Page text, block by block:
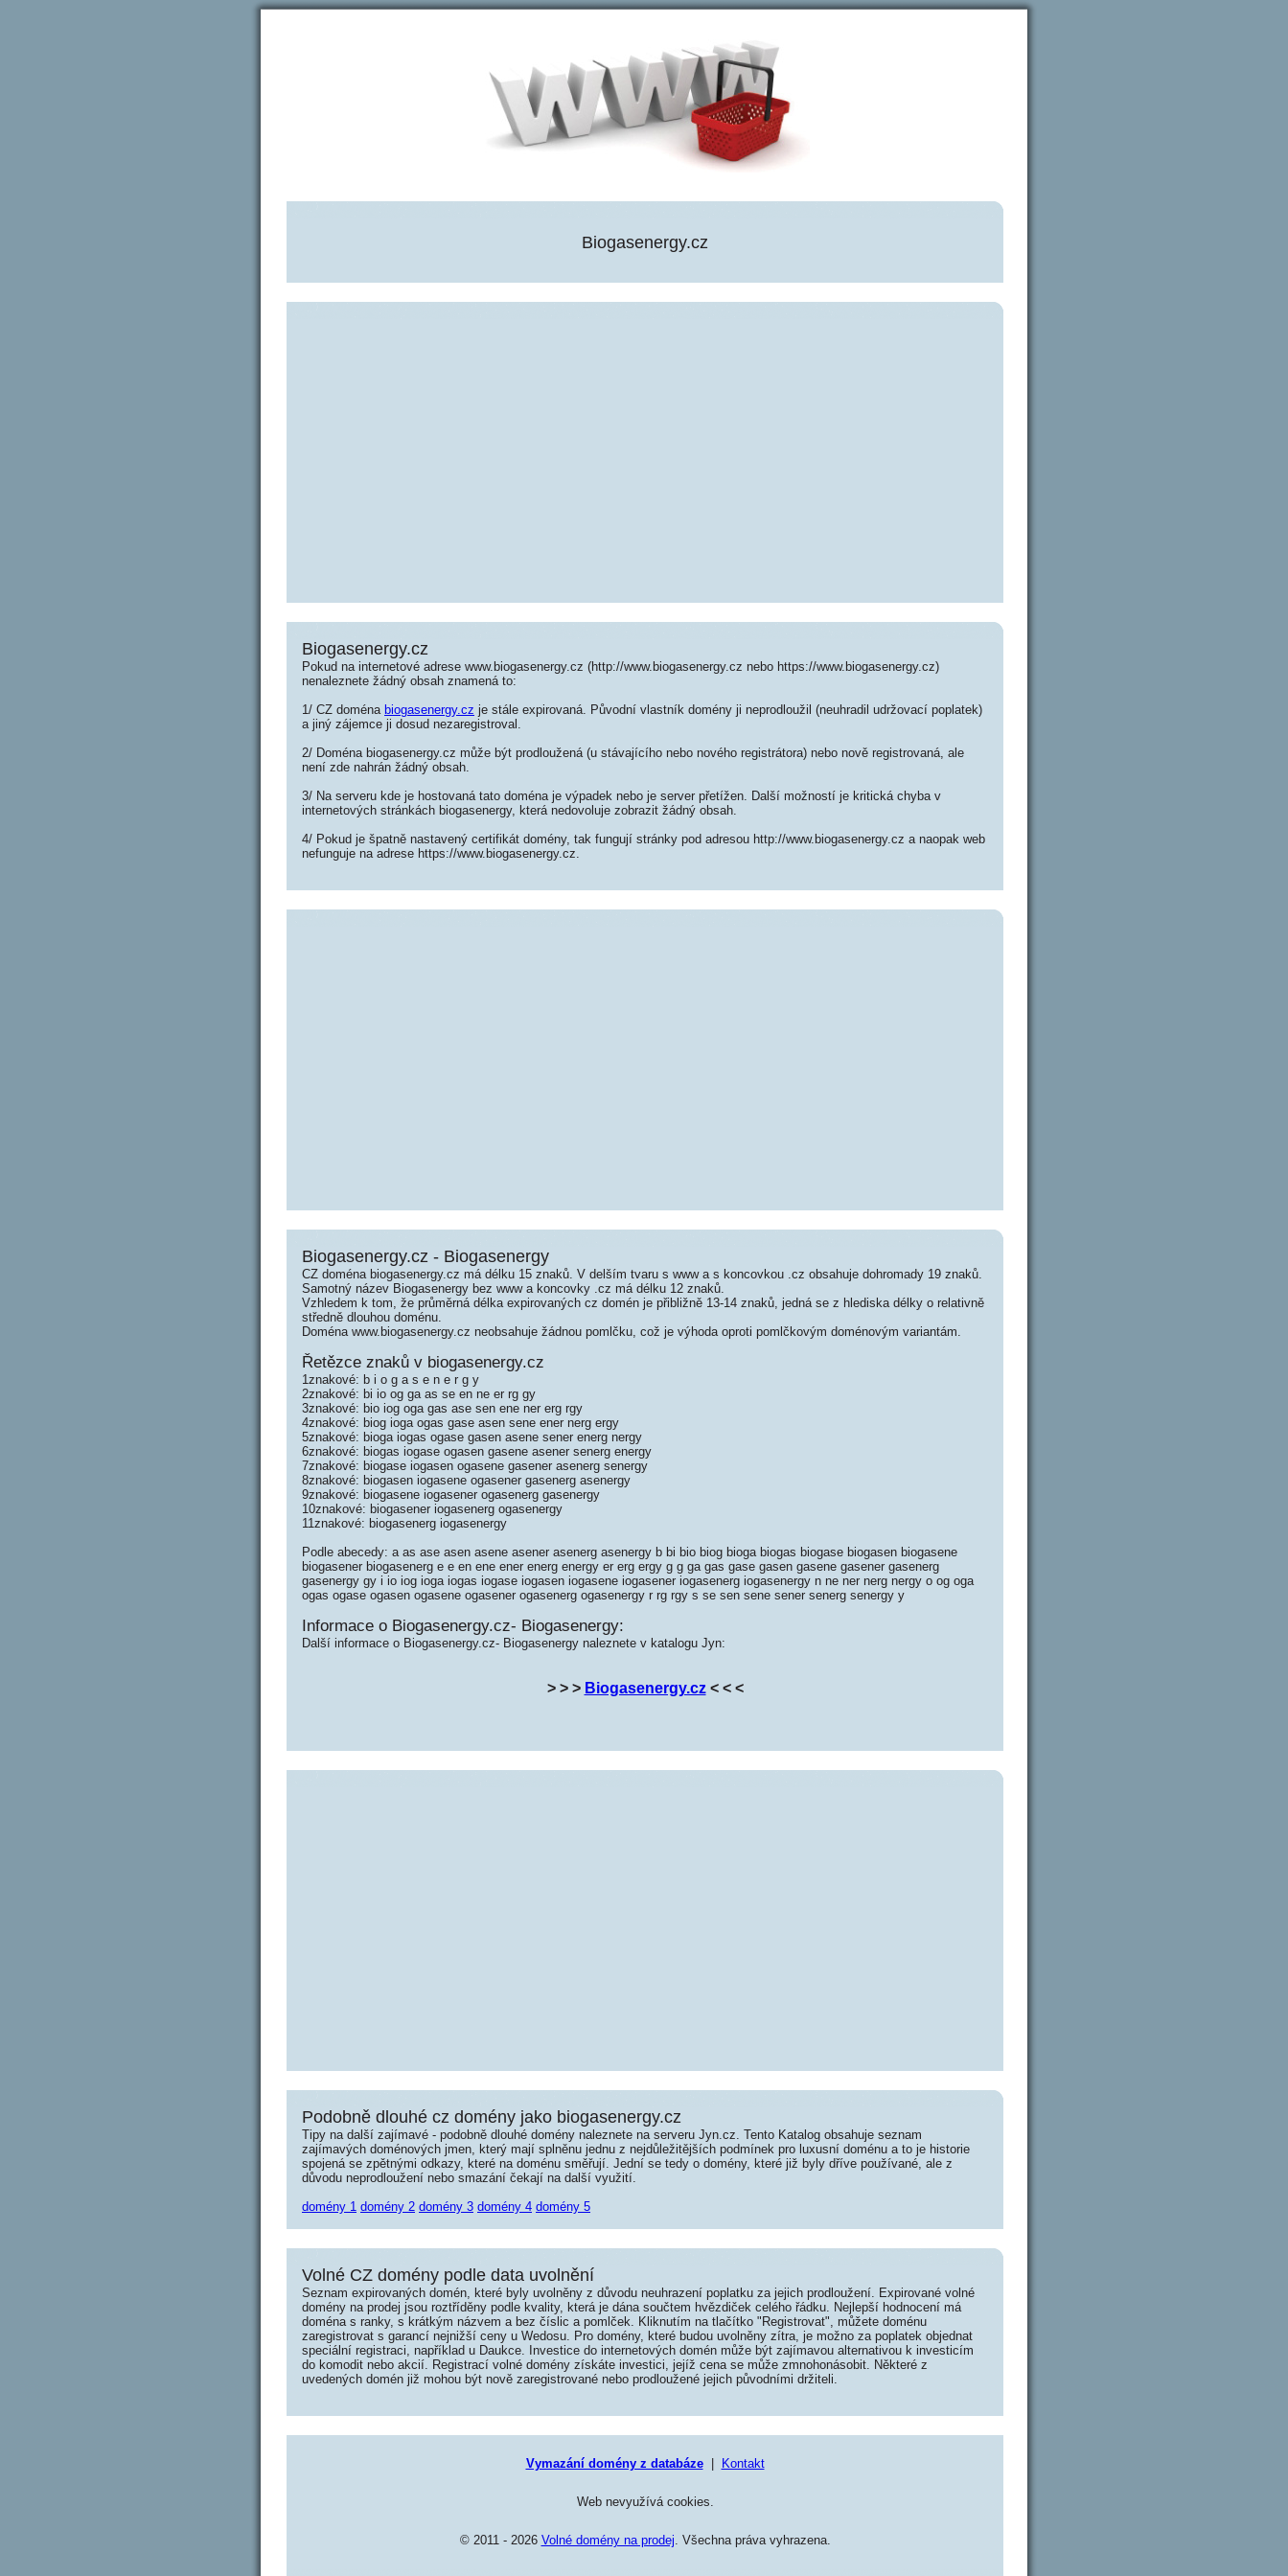
Biogasenergy.cz
Biogasenergy.cz
Pokud na internetové adrese www.biogasenergy.cz (http://www.biogasenergy.cz nebo https://www.biogasenergy.cz)
nenaleznete žádný obsah znamená to:
1/ CZ doména biogasenergy.cz je stále expirovaná. Původní vlastník domény ji neprodloužil (neuhradil udržovací poplatek)
a jiný zájemce ji dosud nezaregistroval.
2/ Doména biogasenergy.cz může být prodloužená (u stávajícího nebo nového registrátora) nebo nově registrovaná, ale
není zde nahrán žádný obsah.
3/ Na serveru kde je hostovaná tato doména je výpadek nebo je server přetížen. Další možností je kritická chyba v
internetových stránkách biogasenergy, která nedovoluje zobrazit žádný obsah.
4/ Pokud je špatně nastavený certifikát domény, tak fungují stránky pod adresou http://www.biogasenergy.cz a naopak web
nefunguje na adrese https://www.biogasenergy.cz.
Biogasenergy.cz - Biogasenergy
CZ doména biogasenergy.cz má délku 15 znaků. V delším tvaru s www a s koncovkou .cz obsahuje dohromady 19 znaků.
Samotný název Biogasenergy bez www a koncovky .cz má délku 12 znaků.
Vzhledem k tom, že průměrná délka expirovaných cz domén je přibližně 13-14 znaků, jedná se z hlediska délky o relativně
středně dlouhou doménu.
Doména www.biogasenergy.cz neobsahuje žádnou pomlčku, což je výhoda oproti pomlčkovým doménovým variantám.
Řetězce znaků v biogasenergy.cz
1znakové: b i o g a s e n e r g y
2znakové: bi io og ga as se en ne er rg gy
3znakové: bio iog oga gas ase sen ene ner erg rgy
4znakové: biog ioga ogas gase asen sene ener nerg ergy
5znakové: bioga iogas ogase gasen asene sener energ nergy
6znakové: biogas iogase ogasen gasene asener senerg energy
7znakové: biogase iogasen ogasene gasener asenerg senergy
8znakové: biogasen iogasene ogasener gasenerg asenergy
9znakové: biogasene iogasener ogasenerg gasenergy
10znakové: biogasener iogasenerg ogasenergy
11znakové: biogasenerg iogasenergy
Podle abecedy: a as ase asen asene asener asenerg asenergy b bi bio biog bioga biogas biogase biogasen biogasene
biogasener biogasenerg e e en ene ener energ energy er erg ergy g g ga gas gase gasen gasene gasener gasenerg
gasenergy gy i io iog ioga iogas iogase iogasen iogasene iogasener iogasenerg iogasenergy n ne ner nerg nergy o og oga
ogas ogase ogasen ogasene ogasener ogasenerg ogasenergy r rg rgy s se sen sene sener senerg senergy y
Informace o Biogasenergy.cz- Biogasenergy:
Další informace o Biogasenergy.cz- Biogasenergy naleznete v katalogu Jyn:
> > > Biogasenergy.cz< < <
Podobně dlouhé cz domény jako biogasenergy.cz
Tipy na další zajímavé - podobně dlouhé domény naleznete na serveru Jyn.cz. Tento Katalog obsahuje seznam
zajímavých doménových jmen, který mají splněnu jednu z nejdůležitějších podmínek pro luxusní doménu a to je historie
spojená se zpětnými odkazy, které na doménu směřují. Jední se tedy o domény, které již byly dříve používané, ale z
důvodu neprodloužení nebo smazání čekají na další využití.
domény 1 domény 2 domény 3 domény 4 domény 5
Volné CZ domény podle data uvolnění
Seznam expirovaných domén, které byly uvolněny z důvodu neuhrazení poplatku za jejich prodloužení. Expirované volné
domény na prodej jsou roztříděny podle kvality, která je dána součtem hvězdiček celého řádku. Nejlepší hodnocení má
doména s ranky, s krátkým názvem a bez číslic a pomlček. Kliknutím na tlačítko "Registrovat", můžete doménu
zaregistrovat s garancí nejnižší ceny u Wedosu. Pro domény, které budou uvolněny zítra, je možno za poplatek objednat
speciální registraci, například u Daukce. Investice do internetových domén může být zajímavou alternativou k investicím
do komodit nebo akcií. Registrací volné domény získáte investici, jejíž cena se může zmnohonásobit. Některé z
uvedených domén již mohou být nově zaregistrované nebo prodloužené jejich původními držiteli.
Vymazání domény z databáze| Kontakt
Web nevyužívá cookies.
© 2011 - 2026 Volné domény na prodej. Všechna práva vyhrazena.